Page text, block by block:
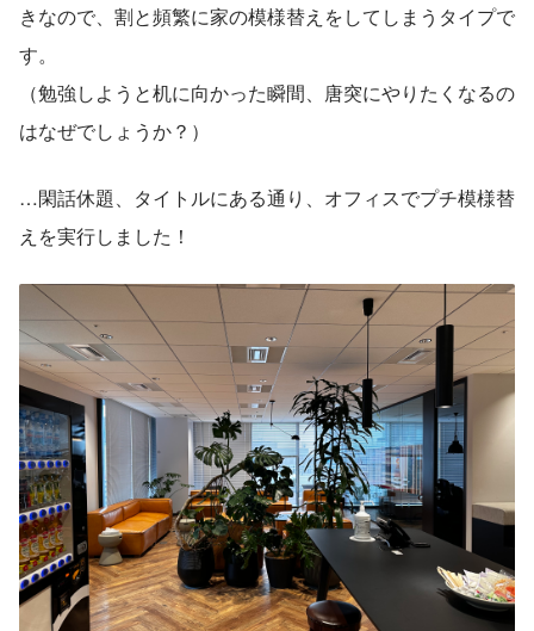
きなので、割と頻繁に家の模様替えをしてしまうタイプで
す。
（勉強しようと机に向かった瞬間、唐突にやりたくなるの
はなぜでしょうか？）
…閑話休題、タイトルにある通り、オフィスでプチ模様替
えを実行しました！